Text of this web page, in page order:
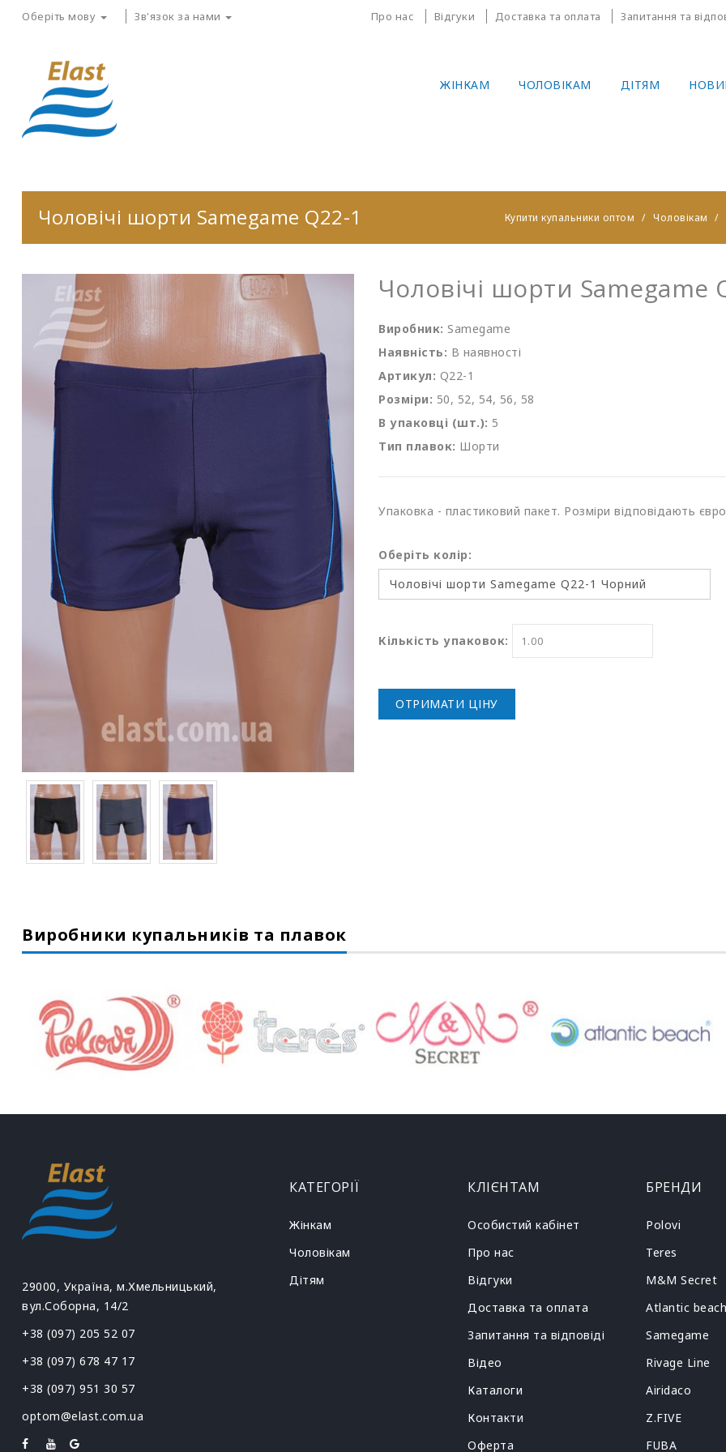
Оберіть мову Зв'язок за нами Про нас Відгуки Доставка та оплата Запитання та
ЖІНКАМ ЧОЛОВІКАМ ДІТЯМ
Чоловічі шорти Samegame Q22-1 Купити купальники оптом Чоловікам
Чоловічі шорти Samegame
Виробник: Samegame
Наявність: В наявності
Артикул: Q22-1
Розміри: 50, 52, 54, 56, 58
В упаковці (шт.): 5
Тип плавок: Шорти
Упаковка - пластиковий пакет. Розміри відповідають
Оберіть колір:
Кількість упаковок:
ОТРИМАТИ ЦІНУ
Виробники купальників та плавок
29000, Україна, м.Хмельницький,
вул.Соборна, 14/2
+38 (097) 205 52 07
+38 (097) 678 47 17
+38 (097) 951 30 57
optom@elast.com.ua
КАТЕГОРІЇ
Жінкам
Чоловікам
Дітям
КЛІЄНТАМ
Особистий кабінет
Про нас
Відгуки
Доставка та оплата
Запитання та відповіді
Відео
Каталоги
Контакти
Оферта
БРЕНДИ
Polovi
Teres
M&M Secret
Atlantic beach
Samegame
Rivage Line
Airidaco
Z.FIVE
FUBA